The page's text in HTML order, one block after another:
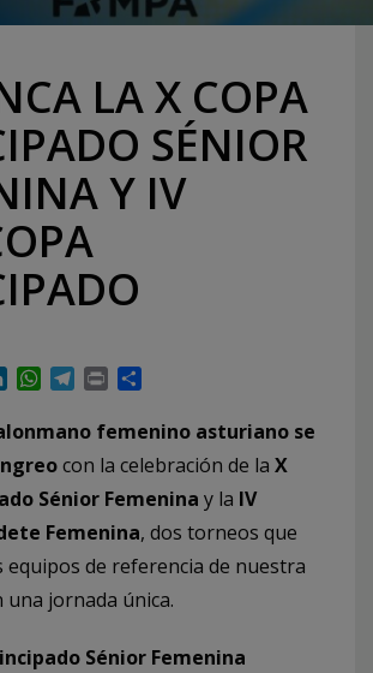
LA X COPA
SÉNIOR
Y IV
LinkedInWhatsApp
Telegram
Print
femenino asturiano se
con la celebración de la X
Sénior Femenina y la IV
Femenina, dos torneos que
equipos de referencia de nuestra
una jornada única.
Sénior Femenina